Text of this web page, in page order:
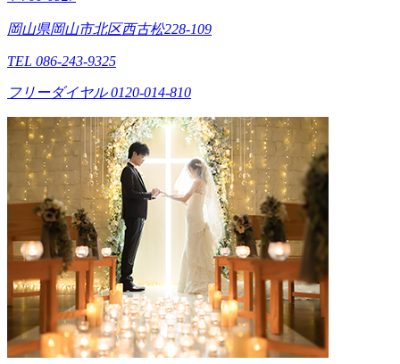
岡山県岡山市北区西古松228-109
TEL 086-243-9325
フリーダイヤル 0120-014-810